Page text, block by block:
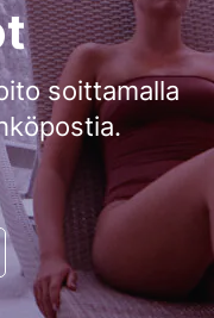
soittamalla